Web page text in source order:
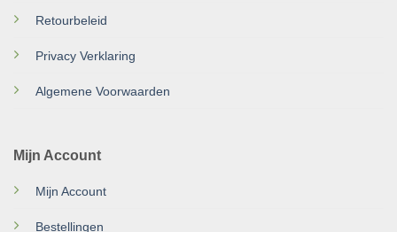
Retourbeleid
Privacy Verklaring
Algemene Voorwaarden
Mijn Account
Mijn Account
Bestellingen